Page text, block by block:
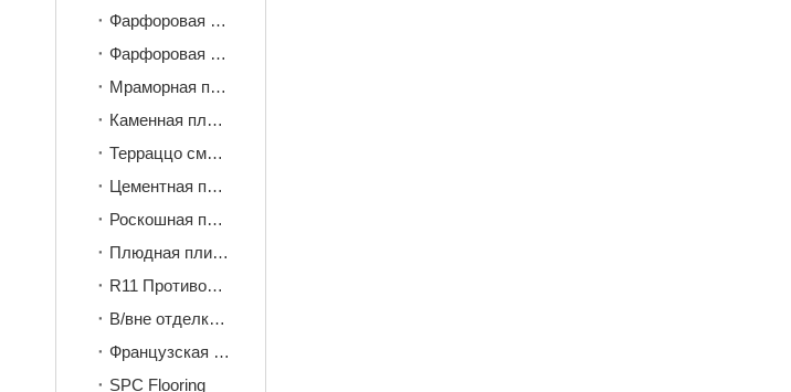
Фарфоровая плитка 900*1800 мм
Фарфоровая плитка 750*1500 мм
Мраморная плитка
Каменная плитка
Терраццо смотрит плитка
Цементная плитка
Роскошная плитка под камень
Плюдная плитка
R11 Противоскользящая плитка
В/вне отделки плитки
Французская плитка
SPC Flooring